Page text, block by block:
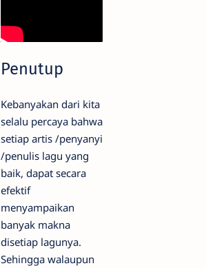
Penutup
Kebanyakan dari kita
selalu percaya bahwa
setiap artis /penyanyi
/penulis lagu yang
baik, dapat secara
efektif
menyampaikan
banyak makna
disetiap lagunya.
Sehingga walaupun